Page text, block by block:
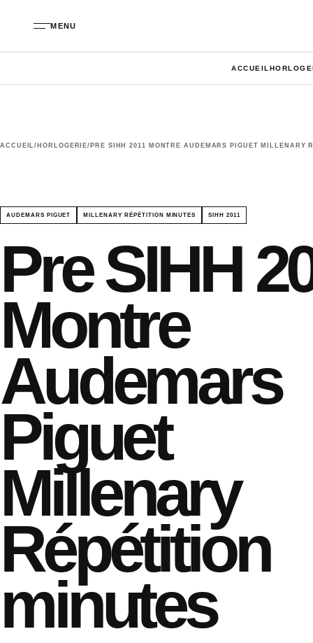
MENU
ACCUEIL
ACCUEIL/ HORLOGERIE/ PRE SIHH 2011 MONTRE AUDEMARS PIGUET MILLENARY
AUDEMARS PIGUET MILLENARY RÉPÉTITION MINUTES SIHH 2011
Pre SIHH
Montre
Audemars
Piguet
Millenary
Répétition
minutes